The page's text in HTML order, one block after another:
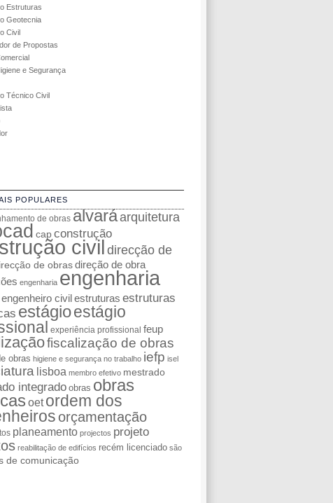
Estruturas
Geotecnia
Civil
de Propostas
e Segurança
Técnico Civil
POPULARES
de obras alvaráarquitetura
cap construção
civil direcção de
de obras direção de obra
engenharia engenharia
engenheiro civil estruturas estruturas
estágioestágio
experiência profissional feup
fiscalização de obras
obras higiene e segurança no trabalho iefp isel
lisboa membro efetivo mestrado
integrado obras obras
oet ordem dos
orçamentação
planeamento projectos projeto
reabilitação de edifícios recém licenciado são
de comunicação